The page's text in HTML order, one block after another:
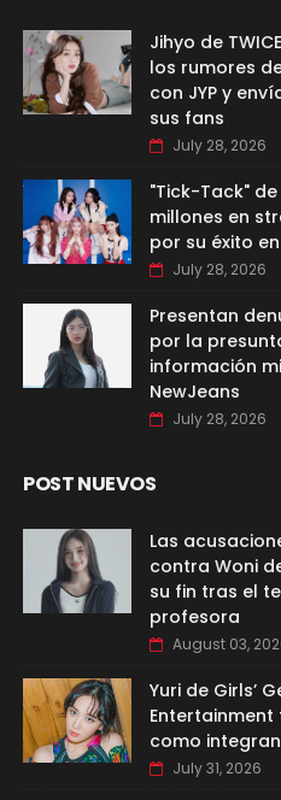
Jihyo de
los rumores
con JYP y
sus fans
July 28, 2026
"Tick-Tack" de
millones en
por su éxito
July 28, 2026
Presentan
por la
información
NewJeans
July 28, 2026
POST NUEVOS
Las
contra Woni
su fin tras el
profesora
August 03,
Yuri de Girls’
Entertainment
como
July 31, 2026